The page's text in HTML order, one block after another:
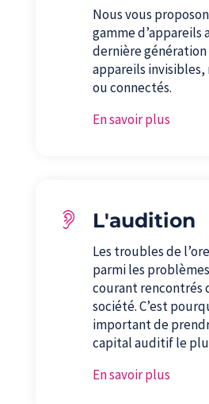
Nous vous
gamme d’appareils
dernière
appareils invisibles,
ou connectés.
En savoir plus
L'audition
Les troubles de
parmi les
courant rencontrés
société. C’est
important de
capital auditif le
En savoir plus